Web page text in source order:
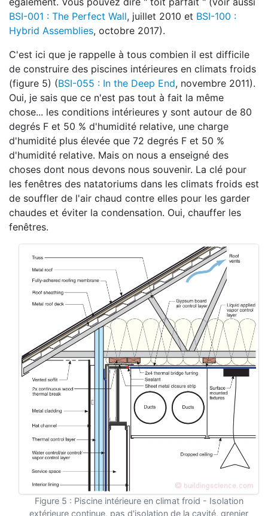
BSI-001 : The Perfect Wall, juillet 2010 et BSI-100 :
Hybrid Assemblies, octobre 2017).
C'est ici que je rappelle à tous combien il est difficile
de construire des piscines intérieures en climats froids
(figure 5) (BSI-055 : In the Deep End, novembre 2011).
Oui, je sais que ce n'est pas tout à fait la même
chose... les conditions intérieures y sont autour de 80
degrés F et 50 % d'humidité relative, une charge
d'humidité plus élevée que 72 degrés F et 50 %
d'humidité relative. Mais on nous a enseigné des
choses dont nous devons nous souvenir. La clé pour
les fenêtres des natatoriums dans les climats froids est
de souffler de l'air chaud contre elles pour les garder
chaudes et éviter la condensation. Oui, chauffer les
fenêtres.
Figure 5 : Piscine intérieure en climat froid - Isolation
extérieure continue, pas d'isolation de la cavité, grenier